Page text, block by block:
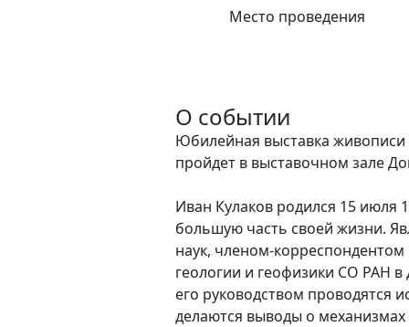
Место проведения
О событии
Юбилейная выставка живописи
пройдет в выставочном зале
Иван Кулаков родился 15 июля
большую часть своей жизни.
наук, членом-
геологии и геофизики СО РАН
его руководством проводятся
делаются выводы о